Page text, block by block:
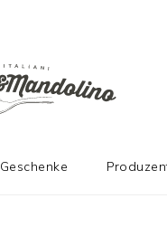
Geschenke